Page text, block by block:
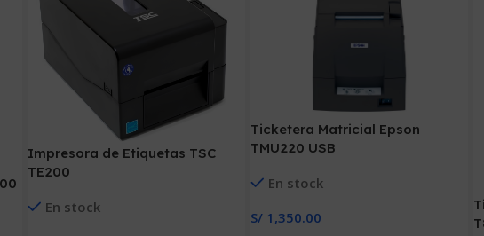
Impresora de Etiquetas TSC
TE200
En stock
Ticketera Matricial Epson
TMU220 USB
En stock
S/ 1,350.00